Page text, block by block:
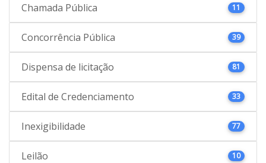
Chamada Pública 11
Concorrência Pública 39
Dispensa de licitação 81
Edital de Credenciamento 33
Inexigibilidade 77
Leilão 10